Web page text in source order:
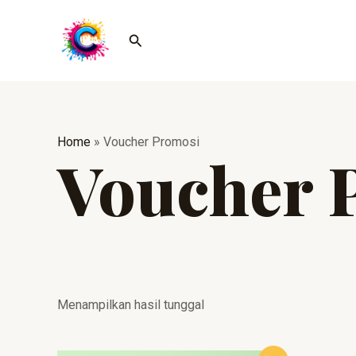
Cari
Home » Voucher Promosi
Voucher
Menampilkan hasil tunggal